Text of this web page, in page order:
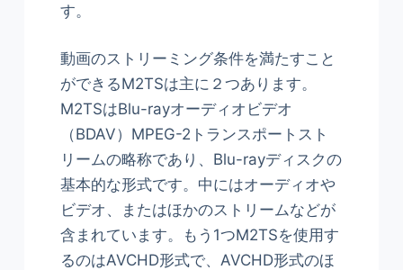
す。
動画のストリーミング条件を満たすこと
ができるM2TSは主に２つあります。
M2TSはBlu-rayオーディオビデオ
（BDAV）MPEG-2トランスポートスト
リームの略称であり、Blu-rayディスクの
基本的な形式です。中にはオーディオや
ビデオ、またはほかのストリームなどが
含まれています。もう1つM2TSを使用す
るのはAVCHD形式で、AVCHD形式のほ